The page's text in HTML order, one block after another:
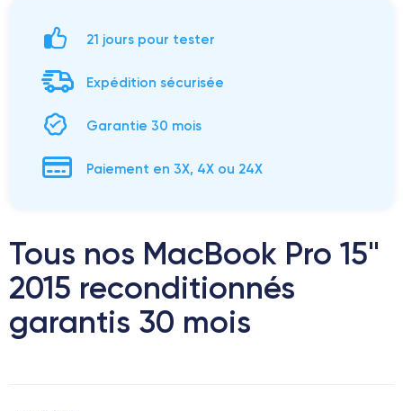
21 jours pour tester
Expédition sécurisée
Garantie 30 mois
Paiement en 3X, 4X ou 24X
Tous nos MacBook Pro 15"
2015 reconditionnés
garantis 30 mois